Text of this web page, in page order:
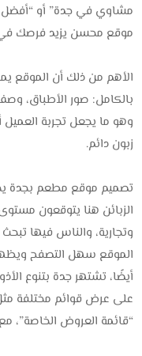
مشاوي في جدة” أو
موقع محسن يزيد فرصك في
الأهم من ذلك أن الموقع
بالكامل: صور الأطباق،
وهو ما يجعل تجربة العميل
زبون دائم.
تصميم موقع مطعم بجدة
الزبائن هنا يتوقعون
وتجارية، والناس فيها
أيضًا، تشتهر جدة بتنوع
على عرض قوائم مختلفة مثل
“قائمة العروض الخاصة”،